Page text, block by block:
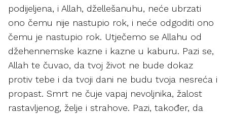
podijeljena, i Allah, džellešanuhu, neće ubrzati
ono čemu nije nastupio rok, i neće odgoditi ono
čemu je nastupio rok. Utječemo se Allahu od
džehennemske kazne i kazne u kaburu. Pazi se,
Allah te čuvao, da tvoj život ne bude dokaz
protiv tebe i da tvoji dani ne budu tvoja nesreća i
propast. Smrt ne čuje vapaj nevoljnika, žalost
rastavljenog, želje i strahove. Pazi, također, da